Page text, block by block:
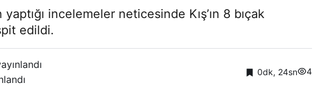
incelemeler neticesinde Kış’ın 8 bıçak
edildi.
0dk, 24sn 4